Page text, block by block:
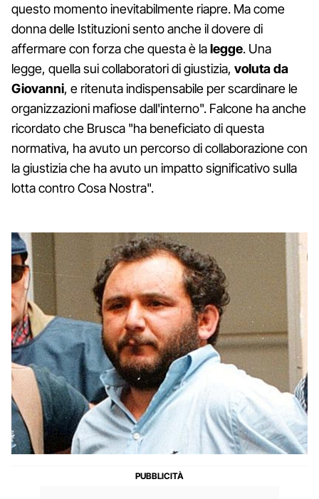
questo momento inevitabilmente riapre. Ma come
donna delle Istituzioni sento anche il dovere di
affermare con forza che questa è lalegge. Una
legge, quella sui collaboratori di giustizia, voluta da
Giovanni, e ritenuta indispensabile per scardinare le
organizzazioni mafiose dall'interno". Falcone ha anche
ricordato che Brusca "ha beneficiato di questa
normativa, ha avuto un percorso di collaborazione con
la giustizia che ha avuto un impatto significativo sulla
lotta contro Cosa Nostra".